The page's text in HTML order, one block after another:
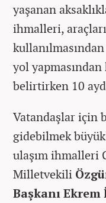
yaşanan
ihmalleri,
yol
belirtirken 10
Vatandaşlar için
gidebilmek
ulaşım ihmalleri
Milletvekili
Başkanı